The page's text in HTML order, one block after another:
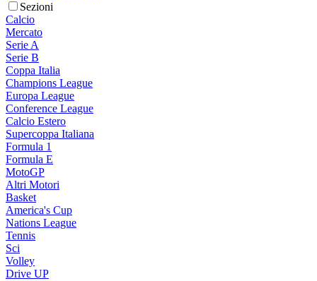
Sezioni
Calcio
Mercato
Serie A
Serie B
Coppa Italia
Champions League
Europa League
Conference League
Calcio Estero
Supercoppa Italiana
Formula 1
Formula E
MotoGP
Altri Motori
Basket
America's Cup
Nations League
Tennis
Sci
Volley
Drive UP